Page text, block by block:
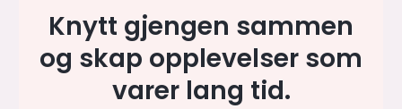
Knytt gjengen sammen
og skap opplevelser som
varer lang tid.